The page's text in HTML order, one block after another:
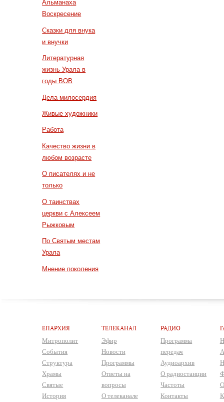
Альманаха
Воскресение
Сказки для внука
и внучки
Литературная
жизнь Урала в
годы ВОВ
Дела милосердия
Живые художники
Работа
Качество жизни в
любом возрасте
О писателях и не
только
О таинствах
церкви с Алексеем
Рыжковым
По Святым местам
Урала
Мнение поколения
ЕПАРХИЯ
Митрополит
События
Структура
Храмы
Святые
История
ТЕЛЕКАНАЛ
Эфир
Новости
Программы
Ответы на
вопросы
О телеканале
РАДИО
Программа
передач
Аудиоархив
О радиостанции
Частоты
Контакты